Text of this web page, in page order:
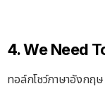
4. We Need
ทอล์กโชว์ภาษาอังกฤ